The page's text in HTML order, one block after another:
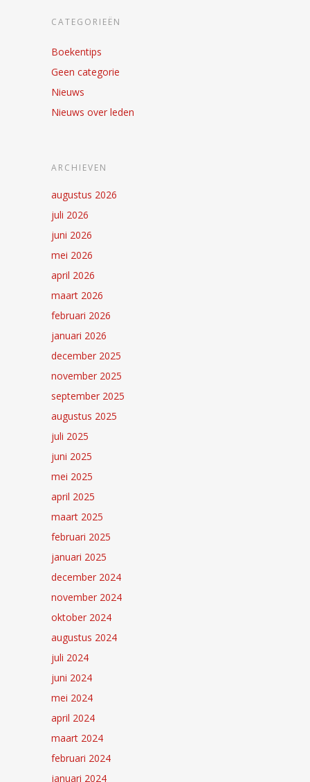
CATEGORIEËN
Boekentips
Geen categorie
Nieuws
Nieuws over leden
ARCHIEVEN
augustus 2026
juli 2026
juni 2026
mei 2026
april 2026
maart 2026
februari 2026
januari 2026
december 2025
november 2025
september 2025
augustus 2025
juli 2025
juni 2025
mei 2025
april 2025
maart 2025
februari 2025
januari 2025
december 2024
november 2024
oktober 2024
augustus 2024
juli 2024
juni 2024
mei 2024
april 2024
maart 2024
februari 2024
januari 2024